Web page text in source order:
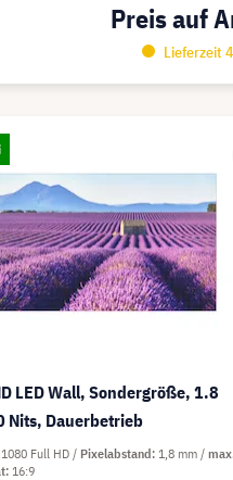
Preis auf
Lieferzeit
LED Wall, Sondergröße, 1.8
Nits, Dauerbetrieb
Full HD Pixelabstand 1,8 mm
16:9